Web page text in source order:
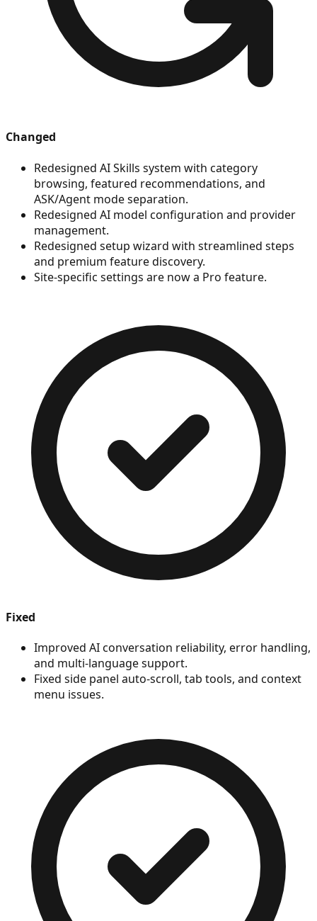
Changed
Redesigned AI Skills system with category
browsing, featured recommendations, and
ASK/Agent mode separation.
Redesigned AI model configuration and provider
management.
Redesigned setup wizard with streamlined steps
and premium feature discovery.
Site-specific settings are now a Pro feature.
Fixed
Improved AI conversation reliability, error handling,
and multi-language support.
Fixed side panel auto-scroll, tab tools, and context
menu issues.